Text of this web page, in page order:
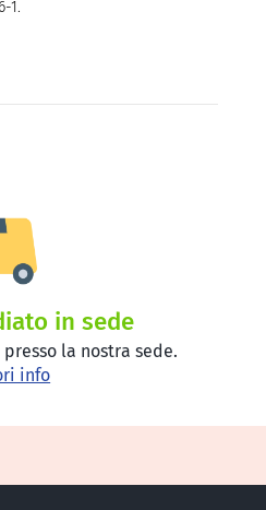
1.
in sede
la nostra sede.
info